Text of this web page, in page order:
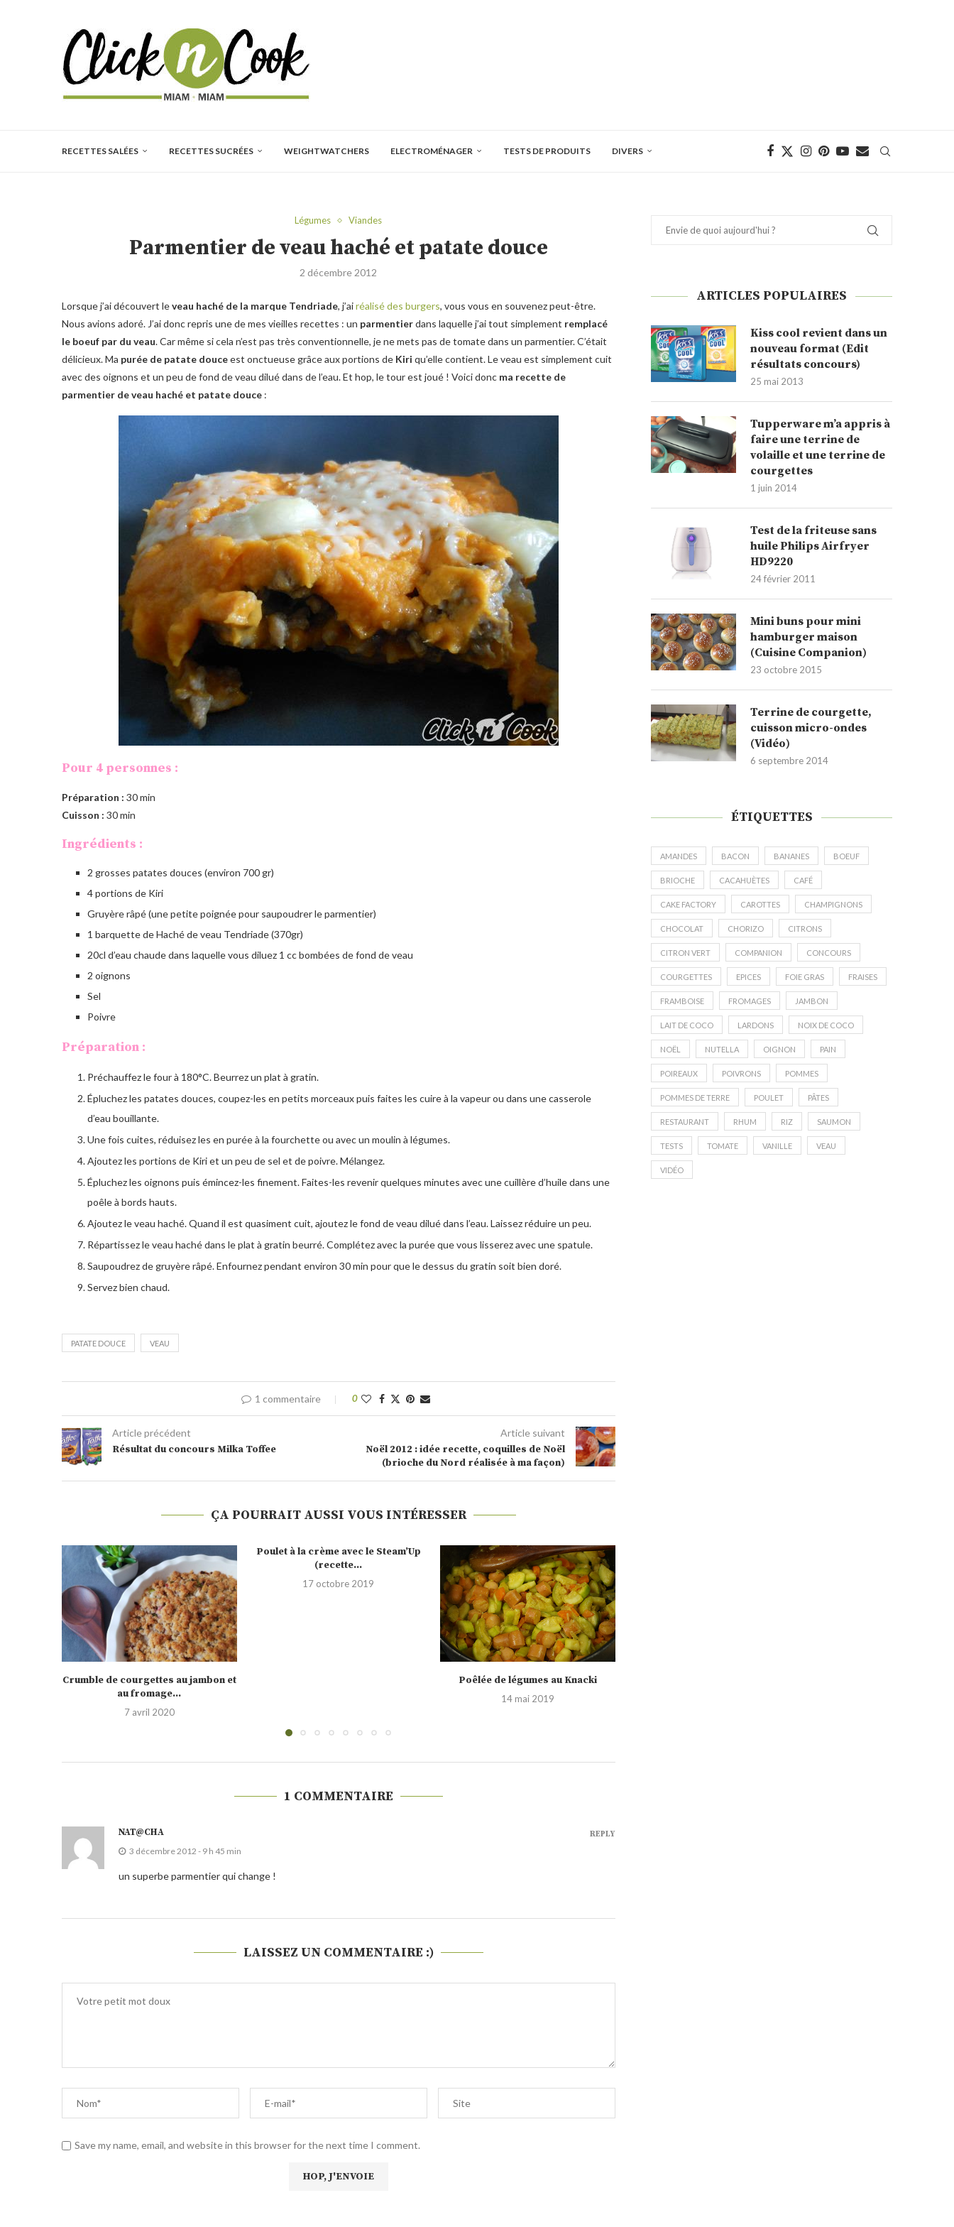
RECETTES SALÉES RECETTES SUCRÉES WEIGHTWATCHERS ELECTROMÉNAGER TESTS DE PRODUITS DIVERS
Légumes Viandes
Parmentier de veau haché et patate douce
2 décembre 2012
Lorsque j’ai découvert leveau haché de la marque Tendriade, j’airéalisé des burgers, vous vous en souvenez peut-être.
Nous avions adoré. J’ai donc repris une de mes vieilles recettes : un parmentierdans laquelle j’ai tout simplement remplacé
le boeuf par du veau. Car même si cela n’est pas très conventionnelle, je ne mets pas de tomate dans un parmentier. C’était
délicieux. Ma purée de patate douceest onctueuse grâce aux portions de Kiri qu’elle contient. Le veau est simplement cuit
avec des oignons et un peu de fond de veau dilué dans de l’eau. Et hop, le tour est joué ! Voici donc ma recette de
parmentier de veau haché et patate douce :
Pour 4 personnes :
Préparation : 30 min
Cuisson : 30 min
Ingrédients :
2 grosses patates douces (environ 700 gr)
4 portions de Kiri
Gruyère râpé (une petite poignée pour saupoudrer le parmentier)
1 barquette de Haché de veau Tendriade (370gr)
20cl d’eau chaude dans laquelle vous diluez 1 cc bombées de fond de veau
2 oignons
Sel
Poivre
Préparation :
Préchauffez le four à 180°C. Beurrez un plat à gratin.
Épluchez les patates douces, coupez-les en petits morceaux puis faites les cuire à la vapeur ou dans une casserole
d’eau bouillante.
Une fois cuites, réduisez les en purée à la fourchette ou avec un moulin à légumes.
Ajoutez les portions de Kiri et un peu de sel et de poivre. Mélangez.
Épluchez les oignons puis émincez-les finement. Faites-les revenir quelques minutes avec une cuillère d’huile dans une
poêle à bords hauts.
Ajoutez le veau haché. Quand il est quasiment cuit, ajoutez le fond de veau dilué dans l’eau. Laissez réduire un peu.
Répartissez le veau haché dans le plat à gratin beurré. Complétez avec la purée que vous lisserez avec une spatule.
Saupoudrez de gruyère râpé. Enfournez pendant environ 30 min pour que le dessus du gratin soit bien doré.
Servez bien chaud.
PATATE DOUCE VEAU
1 commentaire 0
Article précédent
Résultat du concours Milka Toffee
Article suivant
Noël 2012 : idée recette, coquilles de Noël
(brioche du Nord réalisée à ma façon)
ÇA POURRAIT AUSSI VOUS INTÉRESSER
Poulet à la crème avec le Steam’Up
(recette...
17 octobre 2019
Champignons farcis (recette vidéo)
29 mars 2019
3 décembre 2012 - 9 h 45 min
ARTICLES POPULAIRES
Kiss cool revient dans un
nouveau format (Edit
résultats concours)
25 mai 2013
Tupperware m’a appris à
faire une terrine de
volaille et une terrine de
courgettes
1 juin 2014
Test de la friteuse sans
huile Philips Airfryer
HD9220
24 février 2011
Mini buns pour mini
hamburger maison
(Cuisine Companion)
23 octobre 2015
Terrine de courgette,
cuisson micro-ondes
(Vidéo)
6 septembre 2014
ÉTIQUETTES
AMANDES BACON BANANES BOEUF
BRIOCHE CACAHUÈTES CAFÉ
CAKE FACTORY CAROTTES CHAMPIGNONS
CHOCOLAT CHORIZO CITRONS
CITRON VERT COMPANION CONCOURS
COURGETTES EPICES FOIE GRAS FRAISES
FRAMBOISE FROMAGES JAMBON
LAIT DE COCO LARDONS NOIX DE COCO
NOËL NUTELLA OIGNON PAIN
POIREAUX POIVRONS POMMES
POMMES DE TERRE POULET PÂTES
RESTAURANT RHUM RIZ SAUMON
TESTS TOMATE VANILLE VEAU
VIDÉO